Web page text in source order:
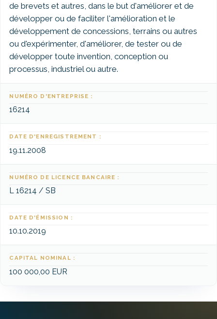
de brevets et autres, dans le but d'améliorer et de
développer ou de faciliter l'amélioration et le
développement de concessions, terrains ou autres
ou d'expérimenter, d'améliorer, de tester ou de
développer toute invention, conception ou
processus, industriel ou autre.
NUMÉRO D'ENTREPRISE :
16214
DATE D'ENREGISTREMENT :
19.11.2008
NUMÉRO DE LICENCE BANCAIRE :
L 16214 / SB
DATE D'ÉMISSION :
10.10.2019
CAPITAL NOMINAL :
100 000,00 EUR